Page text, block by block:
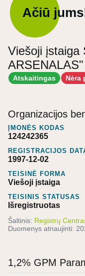
Ačiū
Viešoji įstaiga
ARSENALAS"
Atskaitingas Nėra
Organizacijos
ĮMONĖS KODAS
124242365
REGISTRACIJOS
1997-12-02
TEISINĖ FORMA
Viešoji įstaiga
TEISINIS STATUSAS
Išregistruotas
Šaltinis: Registrų
Duomenys atnaujinti:
1,2% GPM